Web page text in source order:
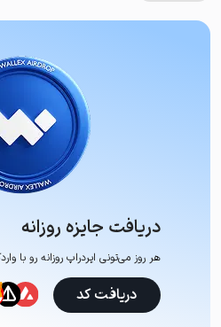
دریافت جایزه روزانه
هر روز می‌تونی ایردراپ روزانه رو با
دریافت کد